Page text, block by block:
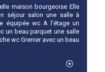
maison bourgeoise Elle
séjour salon une salle à
équipée wc A l'étage un
un beau parquet une salle
wc Grenier avec un beau